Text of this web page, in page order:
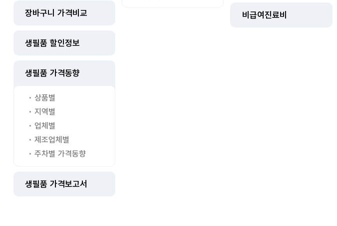
장바구니 가격비교
생필품 할인정보
생필품 가격동향
상품별
지역별
업체별
제조업체별
주차별 가격동향
생필품 가격보고서
비급여진료비